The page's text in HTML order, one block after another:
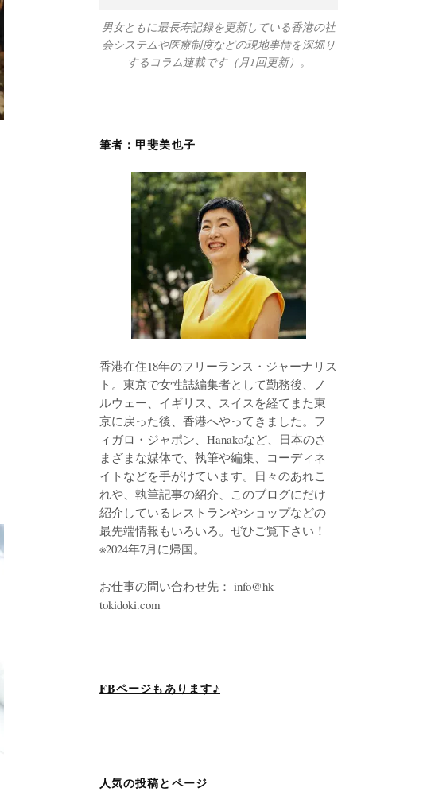
男女ともに最長寿記録を更新している香港の社
会システムや医療制度などの現地事情を深堀り
するコラム連載です（月1回更新）。
筆者：甲斐美也子
香港在住18年のフリーランス・ジャーナリス
ト。東京で女性誌編集者として勤務後、ノ
ルウェー、イギリス、スイスを経てまた東
京に戻った後、香港へやってきました。フ
ィガロ・ジャポン、Hanakoなど、日本のさ
まざまな媒体で、執筆や編集、コーディネ
イトなどを手がけています。日々のあれこ
れや、執筆記事の紹介、このブログにだけ
紹介しているレストランやショップなどの
最先端情報もいろいろ。ぜひご覧下さい！
※2024年7月に帰国。
お仕事の問い合わせ先： info@hk-
tokidoki.com
FBページもあります♪
人気の投稿とページ